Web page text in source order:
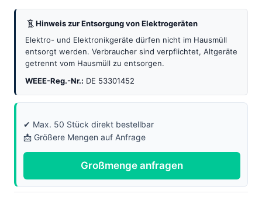
SQ
Panel
Menge
Hinweis zur Entsorgung von Elektrogeräten
Elektro- und Elektronikgeräte dürfen nicht im Hausmüll
entsorgt werden. Verbraucher sind verpflichtet, Altgeräte
getrennt vom Hausmüll zu entsorgen.
WEEE-Reg.-Nr.: DE 53301452
✔ Max. 50 Stück direkt bestellbar
📩 Größere Mengen auf Anfrage
Großmenge anfragen